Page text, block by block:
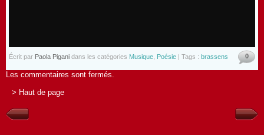
Écrit par Paola Pigani dans les catégories Musique Poésie | Tags : brassens 0
Les commentaires sont fermés.
> Haut de page